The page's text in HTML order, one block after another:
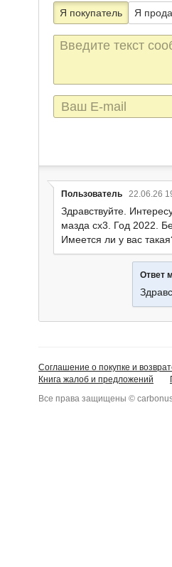
Я покупатель Я
Текст
сообщения
E-
mail
Пользователь 22.06.26
Здравствуйте.
мазда сх3. Год 2022.
Имеется ли у вас
Ответ
Соглашение о покупке и
Книга жалоб и предложений
Все права защищены ©